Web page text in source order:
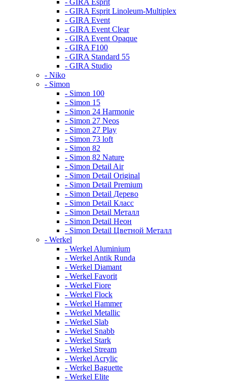
- GIRA Esprit
- GIRA Esprit Linoleum-Multiplex
- GIRA Event
- GIRA Event Clear
- GIRA Event Opaque
- GIRA F100
- GIRA Standard 55
- GIRA Studio
- Niko
- Simon
- Simon 100
- Simon 15
- Simon 24 Harmonie
- Simon 27 Neos
- Simon 27 Play
- Simon 73 loft
- Simon 82
- Simon 82 Nature
- Simon Detail Air
- Simon Detail Original
- Simon Detail Premium
- Simon Detail Дерево
- Simon Detail Класс
- Simon Detail Металл
- Simon Detail Неон
- Simon Detail Цветной Металл
- Werkel
- Werkel Aluminium
- Werkel Antik Runda
- Werkel Diamant
- Werkel Favorit
- Werkel Fiore
- Werkel Flock
- Werkel Hammer
- Werkel Metallic
- Werkel Slab
- Werkel Snabb
- Werkel Stark
- Werkel Stream
- Werkel Acrylic
- Werkel Baguette
- Werkel Elite